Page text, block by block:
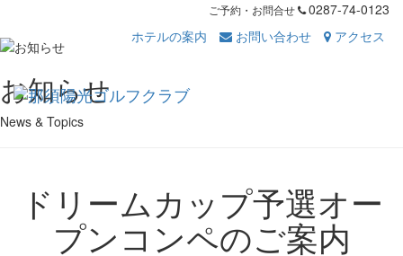
ご予約・お問合せ
0287-74-0123
ホテルの案内
お問い合わせ アクセス
お知らせ
News & Topics
ドリームカップ予選オー
プンコンペのご案内